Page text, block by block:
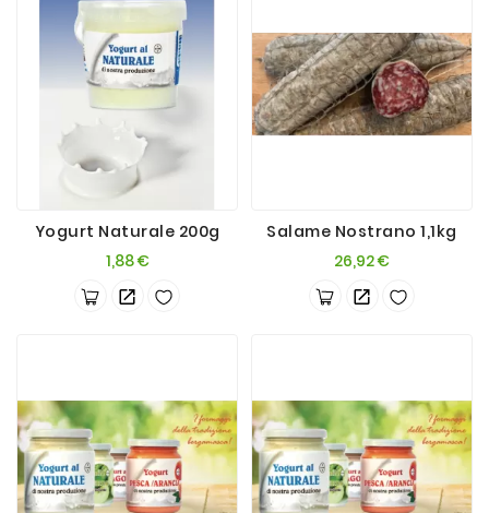
Yogurt Naturale 200g
1,88 €Prezzo
Salame Nostrano 1,1kg
26,92 €Prezzo